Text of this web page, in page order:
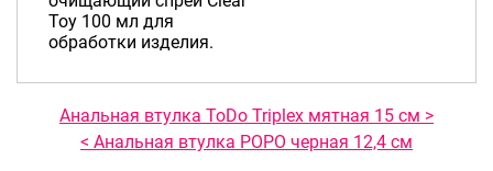
Toy 100 мл для
обработки изделия.
Анальная втулка ToDo Triplex мятная 15 см >
< Анальная втулка POPO черная 12,4 см